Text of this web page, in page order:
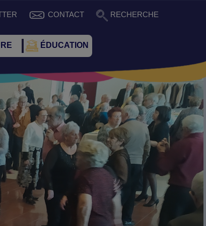
CONTACT RECHERCHE
ÉDUCATION